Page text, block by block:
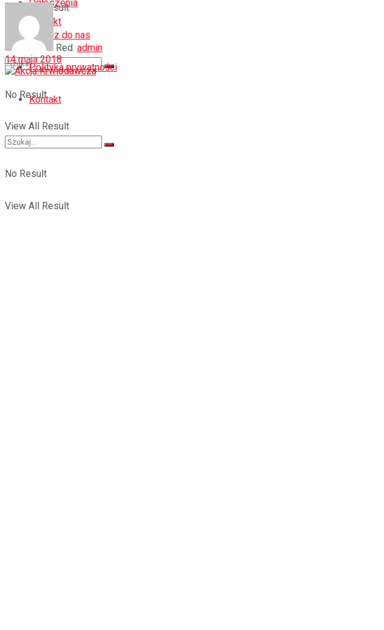
Kontakt
No Result
View All Result
Ogłoszenia
Dołącz do nas
Polityka prywatności
Kontakt
No Result
View All Result
View All Result
Red. admin
14 maja 2018